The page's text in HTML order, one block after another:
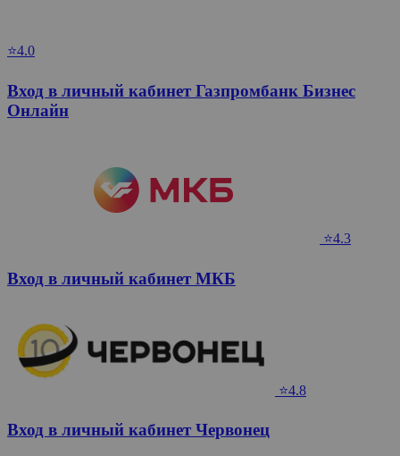
⭐4.0
Вход в личный кабинет Газпромбанк Бизнес
Онлайн
⭐4.3
Вход в личный кабинет МКБ
⭐4.8
Вход в личный кабинет Червонец